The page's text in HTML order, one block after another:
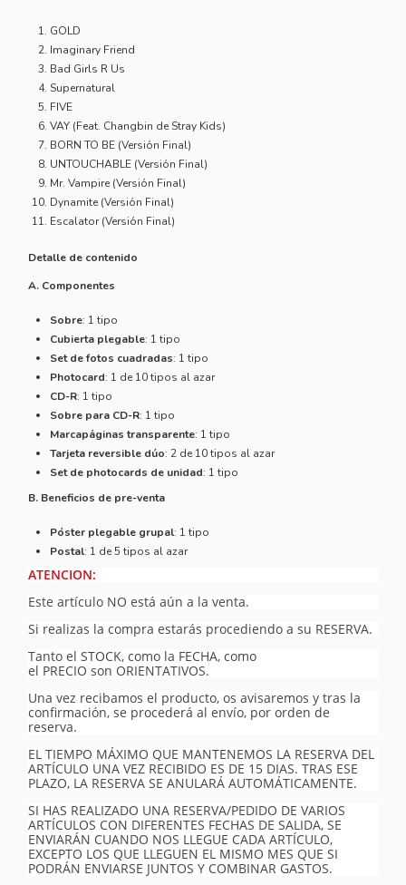
GOLD
Imaginary Friend
Bad Girls R Us
Supernatural
FIVE
VAY (Feat. Changbin de Stray Kids)
BORN TO BE (Versión Final)
UNTOUCHABLE (Versión Final)
Mr. Vampire (Versión Final)
Dynamite (Versión Final)
Escalator (Versión Final)
Detalle de contenido
A. Componentes
Sobre: 1 tipo
Cubierta plegable: 1 tipo
Set de fotos cuadradas: 1 tipo
Photocard: 1 de 10 tipos al azar
CD-R: 1 tipo
Sobre para CD-R: 1 tipo
Marcapáginas transparente: 1 tipo
Tarjeta reversible dúo: 2 de 10 tipos al azar
Set de photocards de unidad: 1 tipo
B. Beneficios de pre-venta
Póster plegable grupal: 1 tipo
Postal: 1 de 5 tipos al azar
ATENCION:
Este artículo NO está aún a la venta.
Si realizas la compra estarás procediendo a su RESERVA.
Tanto el STOCK, como la FECHA, como
el PRECIO son ORIENTATIVOS.
Una vez recibamos el producto, os avisaremos y tras la
confirmación, se procederá al envío, por orden de
reserva.
EL TIEMPO MÁXIMO QUE MANTENEMOS LA RESERVA DEL
ARTÍCULO UNA VEZ RECIBIDO ES DE 15 DIAS. TRAS ESE
PLAZO, LA RESERVA SE ANULARÁ AUTOMÁTICAMENTE.
SI HAS REALIZADO UNA RESERVA/PEDIDO DE VARIOS
ARTÍCULOS CON DIFERENTES FECHAS DE SALIDA, SE
ENVIARÁN CUANDO NOS LLEGUE CADA ARTÍCULO,
EXCEPTO LOS QUE LLEGUEN EL MISMO MES QUE SI
PODRÁN ENVIARSE JUNTOS Y COMBINAR GASTOS.